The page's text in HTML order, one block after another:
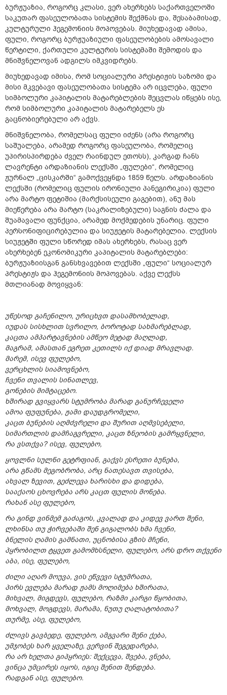
ბურჟუაზია, როგორც კლასი, ვერ ახერხებს საქართველოში
საკუთარ ფასეულობათა სისტემის შექმნას და, შესაბამისად,
კულტურული ჰეგემონიის მოპოვებას. მიუხედავად ამისა,
ფული, როგორც ბურჟუაზიული ფასეულობების ამოსავალი
წერტილი, ქართული კულტურის სისტემაში შემოდის და
მნიშვნელოვან ადგილს იმკვიდრებს.
მიუხედავად იმისა, რომ სოციალური პრესტიჟის საზომი და
მისი მკვებავი ფასეულობათა სისტემა არ იცვლება, ფული
სიმბოლური კაპიტალის მატარებლების შეცვლას იწყებს ისე,
რომ სიმბოლური კაპიტალის მატარებელს ეს
გაცნობიერებული არ აქვს.
მნიშვნელობა, რომელსაც ფული იძენს (არა როგორც
საშუალება, არამედ როგორც ფასეულობა, რომელიც
უპირისპირდება ძველ რაინდულ ეთოსს), კარგად ჩანს
ლავრენტი არდაზიანის ლექსში „ფულები“, რომელიც
ჟურნალ „ცისკარში“ გამოქვეყნდა 1859 წელს. არდაზიანის
ლექსში (რომელიც ფულის ირონიული პანეგირიკია) ფული
არა მარტო ფეტიშია (მარქსისეული გაგებით), ანუ მას
მიეწერება არა მარტო (საკრალიზებული) საგნის ძალა და
შუამავალი ფუნქცია, არამედ მოქმედების უნარიც. ფული
პერსონიფიცირებულია და სიუჟეტის მატარებელია. ლექსის
სიუჟეტში ფული სწორედ იმას ახერხებს, რასაც ვერ
ახერხებენ ეკონომიკური კაპიტალის მატარებლები:
ბურჟუაზიისგან განსხვავებით ლექსში „ფული“ სოციალურ
პრესტიჟს და ჰეგემონიის მოპოვებას. აქვე ლექსს
მთლიანად მოვიყვან:
უწესოდ გაჩენილო, ურიცხვთ დასამხობელად,
იუდას სისხლით სვრილო, ბოროტად სახმარებლად,
კაცთა ამპარტავნების ამწეო მეტად მაღლად,
მაგრამ, ამასთან ეგრეთ კეთილს იქ დიად მრავლად.
მარემ, ისევ ფულებო,
ვერცხლის სიამოვნებო,
ჩვენი თვალის სინათლევ,
გონების მიმტაცებო.
ხშირად გვიყვარს სტუმრობა მარად განურჩეველი
ამოა ფუფუნება, ჟამი დაუდგრომელი,
კაცთ ბუნების აღმძვრელი და შურით აღმვსებელი,
სიმართლის დამჩაგვრელი, კაცთ ზნეობის გამრყვნელი,
რა ვსთქვა? ისევ, ფულებო,
ყოვლნი სულნი გეტრფიან, გაქვს ესრეთი ბუნება,
არა გწამს მეგობრობა, არც ნათესავთ თვისება,
ახვალ ზევით, გეძლევა ხარისხი და დიდება,
სააქაოს ცხოვრება არს კაცთ ფულის მონება.
რახან ასე ფულებო,
რა გინდ ვინმემ გაძაგოს, კვალად და კიდევ ვართ შენი,
ლხინსა თუ ჭირვებაში შენ გიგალობს ხმა ჩვენი,
ბნელის ღამის გამნათი, უცნობისა გზის მჩენი,
პყრობილთ ტყვეთ გამომხსნელი, ფულებო, არს დრო თქვენი
აბა, ისე, ფულებო,
ძილი აღარ მოუვა, ვის ეწვევი სტუმრათა,
პირს ევლება მარად ჟამს მოღიმება ხშირათა,
მიხვალ, მიგდევს, ფულებო, რაზმი კარგი წყობითა,
მოხვალ, მოგდევს, მარამა, ნუთუ ღალატობითა?
თურმე, ასე, ფულებო,
ძლივს გავბედე, ფულებო, ამგვარი შენი ქება,
უმჯობეს ხარ ყველაზე, ვერვინ შეგედარება,
რა არ ხელთა გიპყრიეს: შექცევა, შვება, ვნება,
ვინცა უმცირეს იყოს, იგიც შენით შენდება.
რადგან ასე, ფულებო.